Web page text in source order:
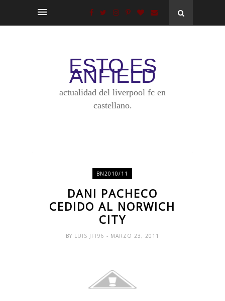
ESTO ES
ANFIELD
actualidad del liverpool fc en
castellano.
BN2010/11
DANI PACHECO
CEDIDO AL NORWICH
CITY
BY LUIS JFT96 - MARZO 23, 2011